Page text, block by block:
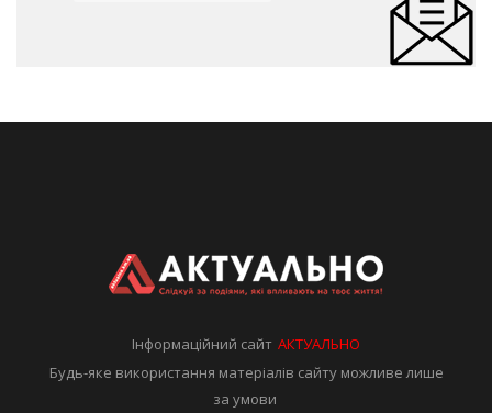
Інформаційний сайтАКТУАЛЬНО
Будь-яке використання матеріалів сайту можливе лише
за умови